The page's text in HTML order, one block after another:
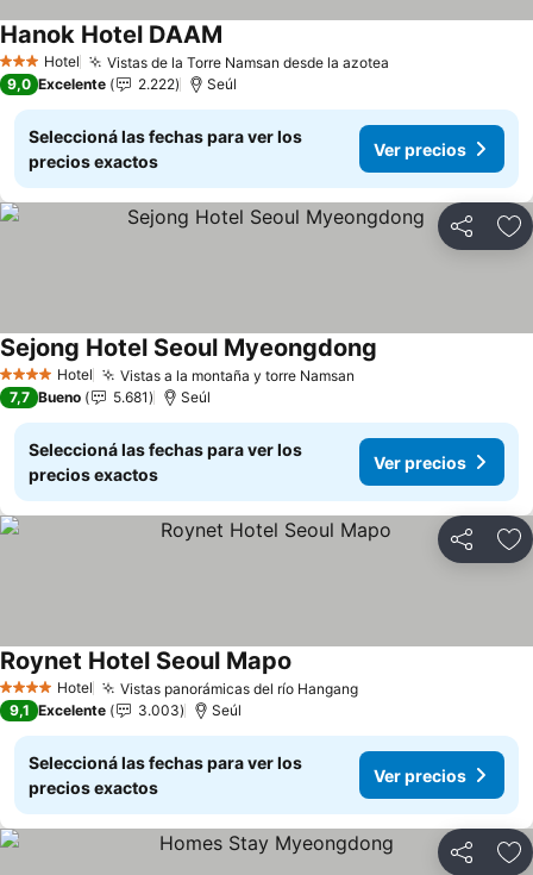
3 Estrellas
Hotel Vistas de la Torre Namsan desde la azotea
Hanok Hotel DAAM
9,0 Excelente 2.222 Seúl
Seleccioná las fechas para ver los
precios exactos
Ver precios
Compartir
4 EstrellasHotel Vistas a la montaña y torre Namsan
Sejong Hotel Seoul Myeongdong
7,7 Bueno 5.681 Seúl
Seleccioná las fechas para ver los
precios exactos
Ver precios
Compartir
4 EstrellasHotel Vistas panorámicas del río Hangang
Roynet Hotel Seoul Mapo
9,1 Excelente 3.003 Seúl
Seleccioná las fechas para ver los
precios exactos
Ver precios
Compartir